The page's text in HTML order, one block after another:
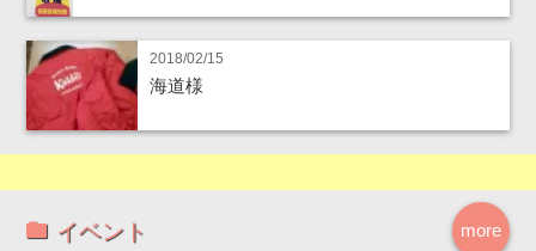
2018/02/15
海道様
more
イベント